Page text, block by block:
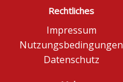
Rechtliches
Impressum
Nutzungsbedingungen
Datenschutz